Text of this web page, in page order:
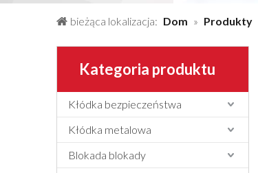
bieżąca lokalizacja: Dom » Produkty
Kategoria produktu
Kłódka bezpieczeństwa
Kłódka metalowa
Blokada blokady